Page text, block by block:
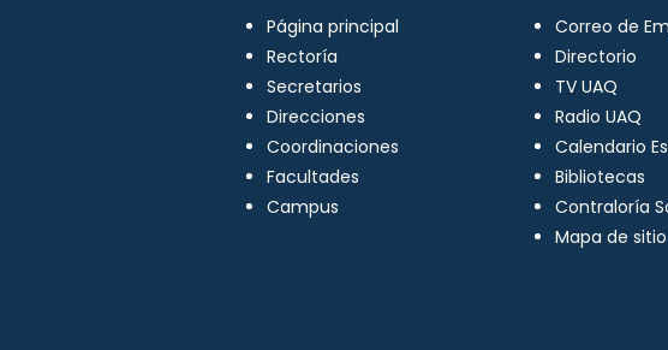
Página principal
Rectoría
Secretarios
Direcciones
Coordinaciones
Facultades
Campus
Correo de
Directorio
TV UAQ
Radio UAQ
Calendario
Bibliotecas
Contraloría
Mapa de sitio